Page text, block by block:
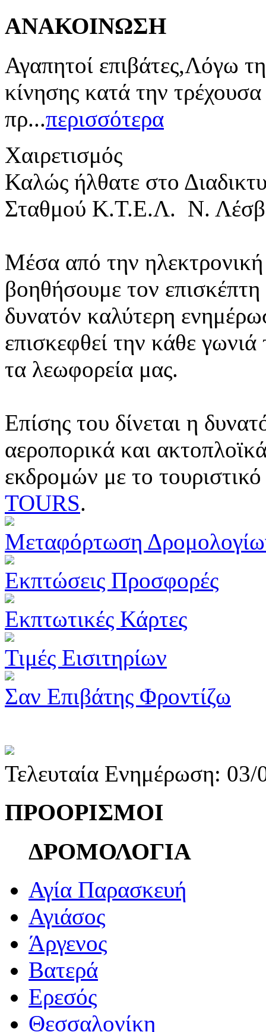
ΑΝΑΚΟΙΝΩΣΗ
Αγαπητοί επιβάτες,Λόγω
κίνησης κατά την
πρ...περισσότερα
Χαιρετισμός
Καλώς ήλθατε στο
Σταθμού Κ.Τ.Ε.Λ. Ν.
Μέσα από την ηλεκτρονική
βοηθήσουμε τον
δυνατόν καλύτερη
επισκεφθεί την κάθε
τα λεωφορεία μας.
Επίσης του δίνεται η
αεροπορικά και
εκδρομών με το
TOURS.
Μεταφόρτωση
Εκπτώσεις Προσφορές
Εκπτωτικές Κάρτες
Τιμές Εισιτηρίων
Σαν Επιβάτης Φροντίζω
Τελευταία Ενημέρωση:
ΠΡΟΟΡΙΣΜΟΙ
ΔΡΟΜΟΛΟΓΙΑ
Αγία Παρασκευή
Αγιάσος
Άργενος
Βατερά
Ερεσός
Θεσσαλονίκη